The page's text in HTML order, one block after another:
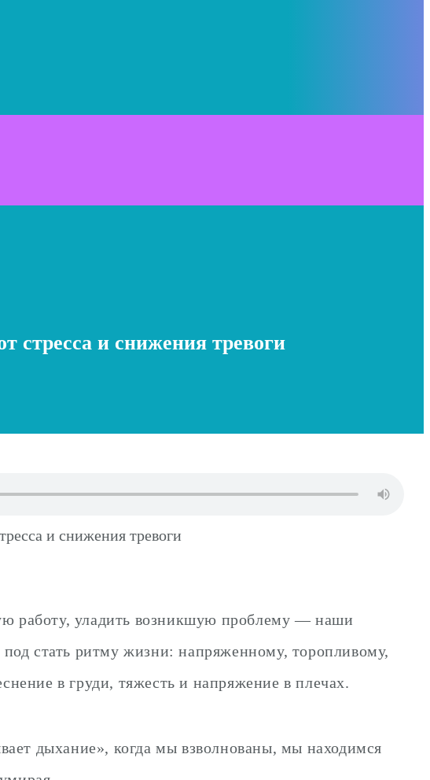
стресса и снижения тревоги
работу, уладить возникшую проблему — наши
стать ритму жизни: напряженному, торопливому,
в груди, тяжесть и напряжение в плечах.
дыхание», когда мы взволнованы, мы находимся